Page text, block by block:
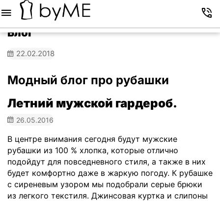
Блог
22.02.2018
Модный блог про рубашки
​Летний мужской гардероб.
26.05.2016
В центре внимания сегодня будут мужские
рубашки из 100 % хлопка, которые отлично
подойдут для повседневного стиля, а также в них
будет комфортно даже в жаркую погоду. К рубашке
с сиреневым узором мы подобрали серые брюки
из легкого текстиля. Джинсовая куртка и слипоны
Меню Корзина Контакты